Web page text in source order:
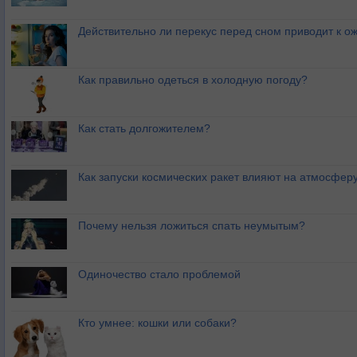
Действительно ли перекус перед сном приводит к
Как правильно одеться в холодную погоду?
Как стать долгожителем?
Как запуски космических ракет влияют на
Почему нельзя ложиться спать неумытым?
Одиночество стало проблемой
Кто умнее: кошки или собаки?